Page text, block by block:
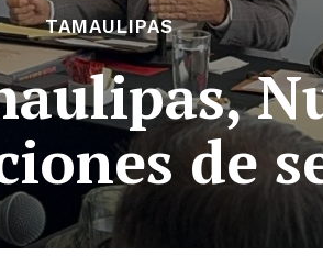
TAMAULIPAS
de